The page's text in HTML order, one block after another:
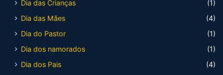
Dia das Crianças
(1)
Dia das Mães
(4)
Dia do Pastor
(1)
Dia dos namorados
(1)
Dia dos Pais
(4)